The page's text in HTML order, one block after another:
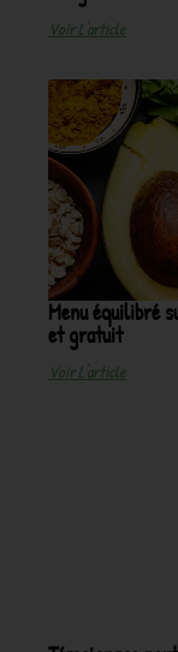
Voir L'article
Menu équilibré
et gratuit
Voir L'article